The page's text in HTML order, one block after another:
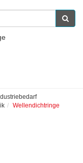
Wellendichtringe